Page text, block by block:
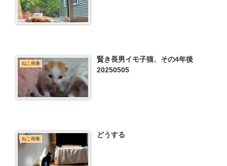
ねこ画像
賢き長男イモ子猫、その4年後
20250505
ねこ画像 どうする